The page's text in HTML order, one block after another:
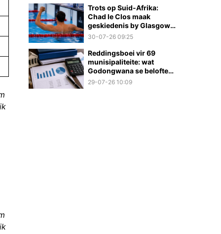
Trots op Suid-Afrika:
Chad le Clos maak
geskiedenis by Glasgow
2026
30-07-26 09:25
Reddingsboei vir 69
munisipaliteite: wat
Godongwana se belofte
werklik beteken
29-07-26 10:09